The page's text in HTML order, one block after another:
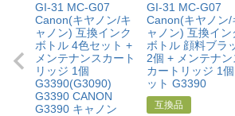
GI-31 MC-G07
Canon(キヤノン/キ
ャノン) 互換インク
ボトル 4色セット +
メンテナンスカート
リッジ 1個
G3390(G3090)
G3390 CANON
G3390 キャノン
GI-31 MC-G07
Canon(キヤノン/
ャノン) 互換イン
ボトル 顔料ブラ
2個 + メンテナン
カートリッジ 1
ット G3390
互換品